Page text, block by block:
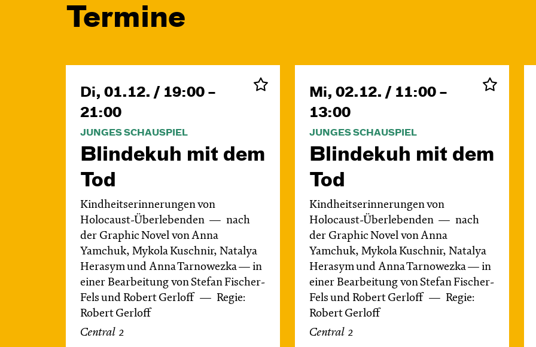
Termine
Di, 01.12. / 19:00 –
21:00
JUNGES SCHAUSPIEL
Blinde­kuh mit dem
Tod
Kindheitserinnerungen von
Holocaust-Überlebenden
nach
der Graphic Novel von Anna
Yamchuk, Mykola Kuschnir, Natalya
Herasym und Anna Tarnowezka — in
einer Bearbeitung von Stefan Fischer-
Fels und Robert Gerloff
Regie:
Robert Gerloff
Central 2
Mi, 02.12. / 11:00 –
13:00
JUNGES SCHAUSPIEL
Blinde­kuh mit dem
Tod
Kindheitserinnerungen von
Holocaust-Überlebenden
nach
der Graphic Novel von Anna
Yamchuk, Mykola Kuschnir, Natalya
Herasym und Anna Tarnowezka — in
einer Bearbeitung von Stefan Fischer-
Fels und Robert Gerloff
Regie:
Robert Gerloff
Central 2